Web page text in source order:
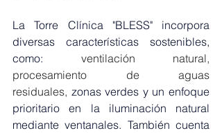
La Torre Clínica "BLESS" incorpora
diversas características sostenibles,
como: ventilación natural,
procesamiento de aguas
residuales, zonas verdes y un enfoque
prioritario en la iluminación natural
mediante ventanales. También cuenta